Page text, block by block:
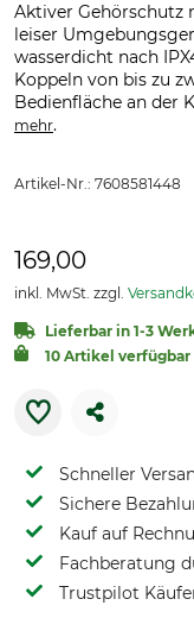
Aktiver Gehörschutz
leiser
wasserdicht nach
Koppeln von bis zu
Bedienfläche an der
mehr.
Artikel-Nr.: 7608581448
169,00
inkl. MwSt. zzgl.
Lieferbar in 1-3
10 Artikel
Schneller
Sichere
Kauf auf
Fachberatung
Trustpilot